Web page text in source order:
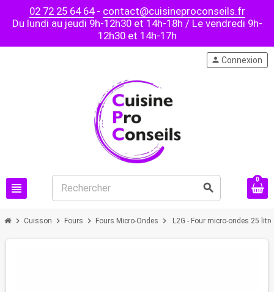
02 72 25 64 64- contact@cuisineproconseils.fr
Du lundi au jeudi 9h-12h30 et 14h-18h / Le vendredi 9h-
12h30 et 14h-17h
view_headline search
person Connexion
0
chevron_right Cuisson chevron_right Fours chevron_right Fours Micro-Ondes chevron_right L2G - Four micro-ondes 25